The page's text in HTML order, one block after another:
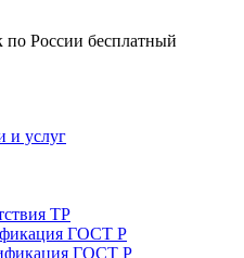
по России бесплатный
и услуг
ТР
ГОСТ Р
ГОСТ Р